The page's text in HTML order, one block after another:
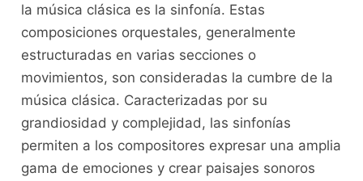
la música clásica es la ​sinfonía. Estas
composiciones orquestales, generalmente
estructuradas ‍en‌ varias secciones o
movimientos, ​son⁢ consideradas la cumbre de la
música clásica. Caracterizadas por su
grandiosidad y complejidad, las sinfonías
permiten ⁤a los compositores expresar una amplia
gama⁢ de‍ emociones ​y ​crear paisajes sonoros